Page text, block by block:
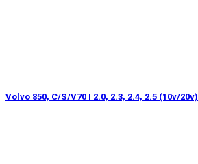
Volvo 850, C/S/V70 I 2.0, 2.3, 2.4, 2.5 (10v/20v)